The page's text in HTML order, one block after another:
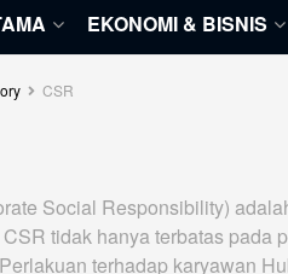
EKONOMI & BISNIS
CSR
Social Responsibility)
tidak hanya terbatas pada
terhadap karyawan